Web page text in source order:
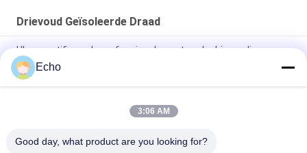
Drievoud Geïsoleerde Draad
UL-gecertificeerde professionele gestrande drievoudig
geïsoleerde draadkoperwikkeldraad TIW voor transformatoren
Drievoudig geïsoleerde draad 0,15 mm geïsoleerde TIW-draad
TIW-B/F drievoudige geïsoleerde draad 0,15 mm geïsoleerde
Echo
3:06 AM
Good day, what product are you looking for?